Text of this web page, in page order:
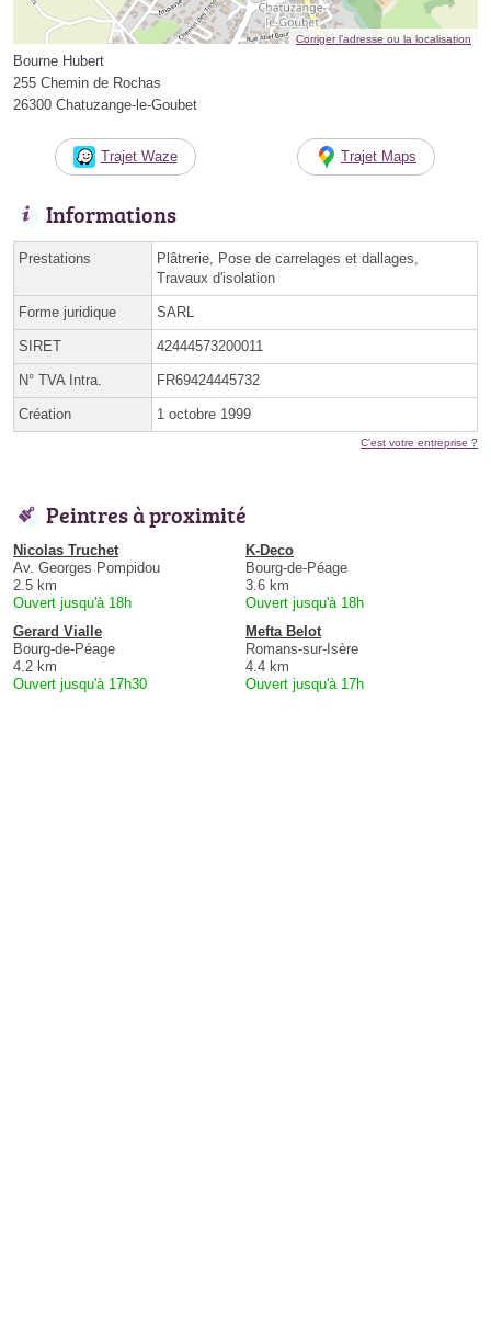
Corriger l’adresse ou la localisation
Bourne Hubert
255 Chemin de Rochas
26300 Chatuzange-le-Goubet
Trajet Waze Trajet Maps
Informations
Prestations
Plâtrerie, Pose de carrelages et dallages,
Travaux d'isolation
Forme juridique SARL
SIRET 42444573200011
N° TVA Intra. FR69424445732
Création 1 octobre 1999
C'est votre entreprise ?
Peintres à proximité
Nicolas Truchet
Av. Georges Pompidou
2.5 km
Ouvert jusqu'à 18h
K-Deco
Bourg-de-Péage
3.6 km
Ouvert jusqu'à 18h
Gerard Vialle
Bourg-de-Péage
4.2 km
Ouvert jusqu'à 17h30
Mefta Belot
Romans-sur-Isère
4.4 km
Ouvert jusqu'à 17h